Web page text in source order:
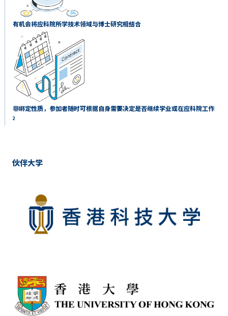
有机会将应科院所学技术领域与博士研究相结合
非绑定性质，参加者随时可根据自身需要决定是否继续学业或在应科院工作
2
伙伴大学